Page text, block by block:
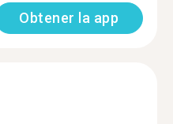
Obtener la app